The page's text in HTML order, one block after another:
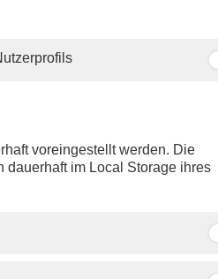
voreingestellt werden. Die
dauerhaft im Local Storage ihres